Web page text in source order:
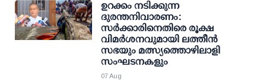
ഉറക്കം നടിക്കുന്ന
ദുരന്തനിവാരണം:
സര്‍ക്കാരിനെതിരെ രൂക്ഷ
വിമര്‍ശനവുമായി ലത്തീന്‍
സഭയും മത്സ്യത്തൊഴിലാളി
സംഘടനകളും
07 Aug